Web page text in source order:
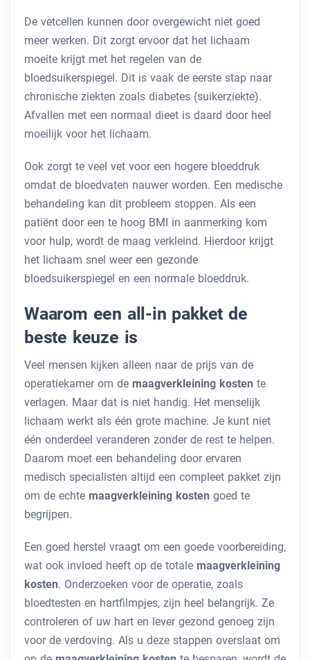
De vetcellen kunnen door overgewicht niet goed
meer werken. Dit zorgt ervoor dat het lichaam
moeite krijgt met het regelen van de
bloedsuikerspiegel. Dit is vaak de eerste stap naar
chronische ziekten zoals diabetes (suikerziekte).
Afvallen met een normaal dieet is daard door heel
moeilijk voor het lichaam.
Ook zorgt te veel vet voor een hogere bloeddruk
omdat de bloedvaten nauwer worden. Een medische
behandeling kan dit probleem stoppen. Als een
patiënt door een te hoog BMI in aanmerking kom
voor hulp, wordt de maag verkleind. Hierdoor krijgt
het lichaam snel weer een gezonde
bloedsuikerspiegel en een normale bloeddruk.
Waarom een all-in pakket de
beste keuze is
Veel mensen kijken alleen naar de prijs van de
operatiekamer om de maagverkleining kosten te
verlagen. Maar dat is niet handig. Het menselijk
lichaam werkt als één grote machine. Je kunt niet
één onderdeel veranderen zonder de rest te helpen.
Daarom moet een behandeling door ervaren
medisch specialisten altijd een compleet pakket zijn
om de echte maagverkleining kosten goed te
begrijpen.
Een goed herstel vraagt om een goede voorbereiding,
wat ook invloed heeft op de totale maagverkleining
kosten. Onderzoeken voor de operatie, zoals
bloedtesten en hartfilmpjes, zijn heel belangrijk. Ze
controleren of uw hart en lever gezond genoeg zijn
voor de verdoving. Als u deze stappen overslaat om